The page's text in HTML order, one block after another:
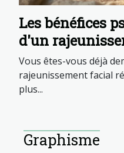
Les bénéfices
d'un
Vous êtes-vous déjà
rajeunissement facial
plus...
Graphisme